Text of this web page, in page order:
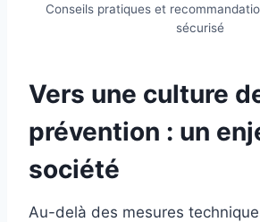
Conseils pratiques et
sécurisé
Vers une culture
prévention : un
société
Au-delà des mesures